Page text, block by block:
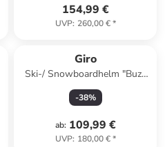
154,99 €
UVP: 260,00 €*
Giro
Ski-/ Snowboardhelm "Buzz
Mips" in Pink
-38%
ab: 109,99 €
UVP: 180,00 €*